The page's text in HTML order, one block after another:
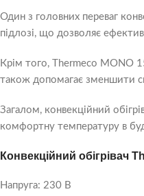
Один з головних переваг
підлозі, що дозволяє
Крім того, Thermeco MONO
також допомагає зменшити
Загалом, конвекційний
комфортну температуру в
Конвекційний обігрівач
Напруга: 230 В